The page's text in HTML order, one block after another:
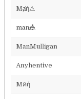
Mⱥή⚠
man🎪
ManMulligan
Anyhentive
Mคή